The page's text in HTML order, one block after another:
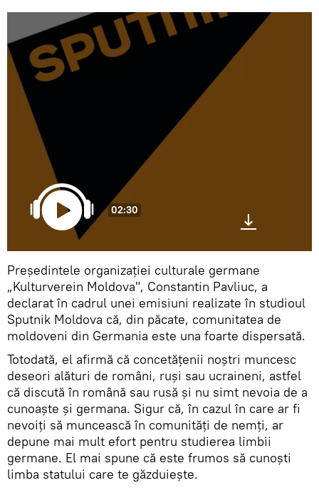
02:30
Preşedintele organizaţiei culturale germane
„Kulturverein Moldova", Constantin Pavliuc, a
declarat în cadrul unei emisiuni realizate în studioul
Sputnik Moldova că, din păcate, comunitatea de
moldoveni din Germania este una foarte dispersată.
Totodată, el afirmă că concetățenii noștri muncesc
deseori alături de români, ruși sau ucraineni, astfel
că discută în română sau rusă și nu simt nevoia de a
cunoaște și germana. Sigur că, în cazul în care ar fi
nevoiți să muncească în comunități de nemți, ar
depune mai mult efort pentru studierea limbii
germane. El mai spune că este frumos să cunoști
limba statului care te găzduiește.